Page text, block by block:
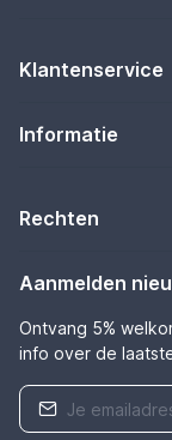
Klantenservice
Informatie
Rechten
Aanmelden
Ontvang 5%
info over de